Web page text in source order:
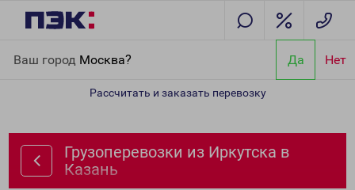
Ваш город Москва? Да Нет
Рассчитать и заказать перевозку
Грузоперевозки из Иркутска в
Казань